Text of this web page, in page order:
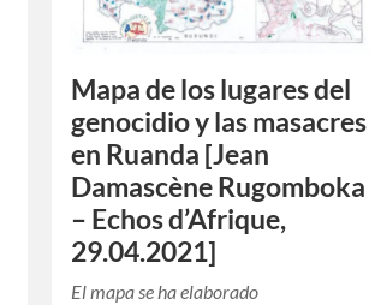
Mapa de los lugares del
genocidio y las masacres
en Ruanda [Jean
Damascène Rugomboka
– Echos d’Afrique,
29.04.2021]
El mapa se ha elaborado